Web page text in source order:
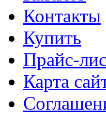
Контакты
Купить
Прайс-
Карта